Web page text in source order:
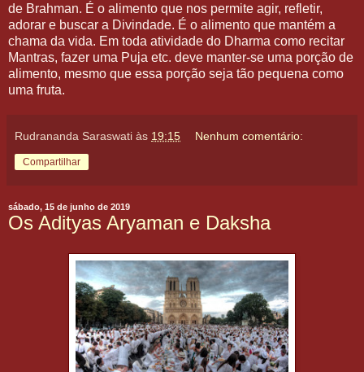
de Brahman. É o alimento que nos permite agir, refletir,
adorar e buscar a Divindade. É o alimento que mantém a
chama da vida. Em toda atividade do Dharma como recitar
Mantras, fazer uma Puja etc. deve manter-se uma porção de
alimento, mesmo que essa porção seja tão pequena como
uma fruta.
Rudrananda Saraswati às 19:15 Nenhum comentário:
Compartilhar
sábado, 15 de junho de 2019
Os Adityas Aryaman e Daksha